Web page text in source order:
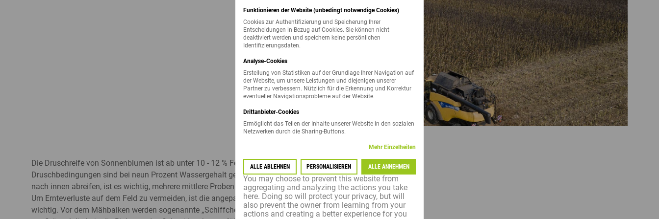
VERSUCHSTECHNIKER / LANDMASCHINENPROFI TEAM GÖRZIG (M/W/D)
AUSSENDIENSTMITARBEITER (M/W/D) REGION LUDWIGSLUST-PARCHIM/PRIGNITZ ODER
ALLE ANZEIGEN ALLE ANZEIGEN
Die Druschreife von Sonnenblumen ist ab unter 10 - 12 % Feuchtigkeit erreicht. Optimale
Druschbedingungen sind bei neun Prozent Wassergehalt gegeben. Da Sonnenblumenkörbe von außen
nach innen abreifen, ist es wichtig, mehrere mittlere Proben zur Ermittlung der Feuchtigkeit zu ziehen.
Um Ernteverluste auf dem Feld zu vermeiden, ist die angepasste Einstellung des Mähdreschers
wichtig. Vor dem Mähbalken werden sogenannte „Schiffchen“ angebaut, die dazu dienen, den Korb
Funktionieren der Website (unbedingt notwendige Cookies)
Cookies zur Authentifizierung und Speicherung Ihrer
Entscheidungen in Bezug auf Cookies. Sie können nicht
deaktiviert werden und speichern keine persönlichen
Identifizierungsdaten.
Analyse-Cookies
Erstellung von Statistiken auf der Grundlage Ihrer Navigation auf
der Website, um unsere Leistungen und diejenigen unserer
Partner zu verbessern. Nützlich für die Erkennung und Korrektur
eventueller Navigationsprobleme auf der Website.
Drittanbieter-Cookies
Ermöglicht das Teilen der Inhalte unserer Website in den sozialen
Netzwerken durch die Sharing-Buttons.
Mehr Einzelheiten
ALLE ABLEHNEN PERSONALISIEREN ALLE ANNEHMEN
You may choose to prevent this website from
aggregating and analyzing the actions you take
here. Doing so will protect your privacy, but will
also prevent the owner from learning from your
actions and creating a better experience for you